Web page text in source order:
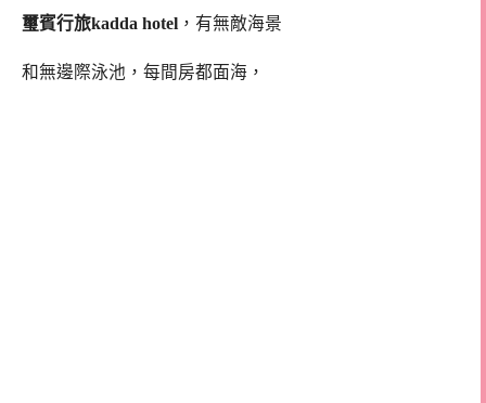
璽賓行旅kadda hotel ，有無敵海景
和無邊際泳池，每間房都面海，